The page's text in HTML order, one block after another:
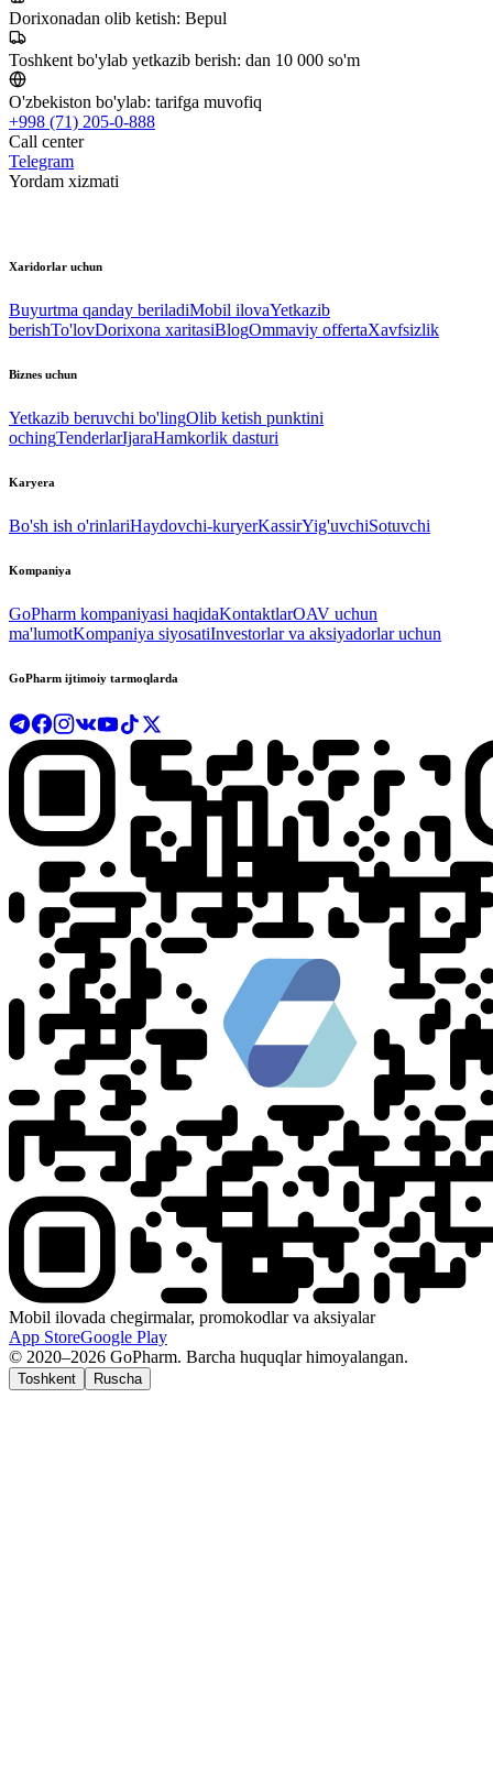
Dorixonadan olib ketish: Bepul
Toshkent bo'ylab yetkazib berish: dan 10 000 so'm
O'zbekiston bo'ylab: tarifga muvofiq
+998 (71) 205-0-888
Call center
Telegram
Yordam xizmati
Xaridorlar uchun
Buyurtma qanday beriladiMobil ilovaYetkazib
berishTo'lovDorixona xaritasiBlogOmmaviy offertaXavfsizlik
Biznes uchun
Yetkazib beruvchi bo'lingOlib ketish punktini
ochingTenderlarIjaraHamkorlik dasturi
Karyera
Bo'sh ish o'rinlariHaydovchi-kuryerKassirYig'uvchiSotuvchi
Kompaniya
GoPharm kompaniyasi haqidaKontaktlarOAV uchun
ma'lumotKompaniya siyosatiInvestorlar va aksiyadorlar uchun
GoPharm ijtimoiy tarmoqlarda
Mobil ilovada chegirmalar, promokodlar va aksiyalar
App StoreGoogle Play
© 2020–2026 GoPharm. Barcha huquqlar himoyalangan.
Toshkent Ruscha